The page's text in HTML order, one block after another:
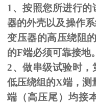
1、按照您所进行
器的外壳以及操作
变压器的高压绕阻的
的F端必须可靠接地。
2、做串级试验时，
低压绕组的X端，测
端（高压尾）均接